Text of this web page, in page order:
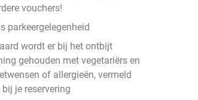
vouchers!
parkeergelegenheid
wordt er bij het ontbijt
gehouden met vegetariërs en
of allergieën, vermeld
bij je reservering